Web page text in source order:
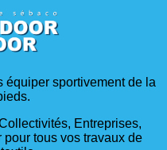
équiper sportivement de la
Entreprises,
pour tous vos travaux de